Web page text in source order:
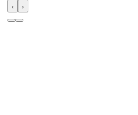
‹ ›